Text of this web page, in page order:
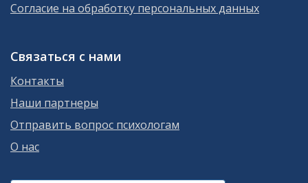
Согласие на обработку персональных данных
Связаться с нами
Контакты
Наши партнеры
Отправить вопрос психологам
О нас